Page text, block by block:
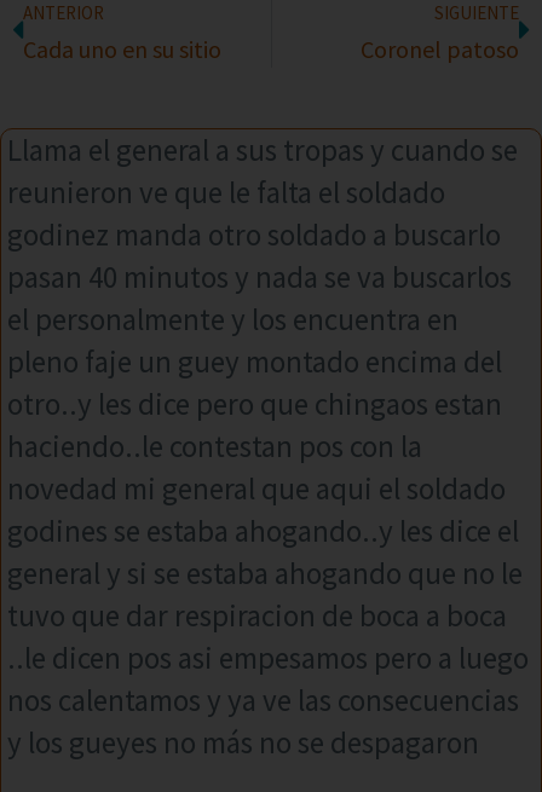
ANTERIOR
Cada uno en su sitio
SIGUIENTE
Coronel patoso
Llama el general a sus tropas y cuando se
reunieron ve que le falta el soldado
godinez manda otro soldado a buscarlo
pasan 40 minutos y nada se va buscarlos
el personalmente y los encuentra en
pleno faje un guey montado encima del
otro..y les dice pero que chingaos estan
haciendo..le contestan pos con la
novedad mi general que aqui el soldado
godines se estaba ahogando..y les dice el
general y si se estaba ahogando que no le
tuvo que dar respiracion de boca a boca
..le dicen pos asi empesamos pero a luego
nos calentamos y ya ve las consecuencias
y los gueyes no más no se despagaron